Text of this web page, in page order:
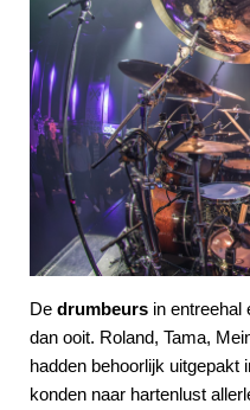
De drumbeurs in entreehal
dan ooit. Roland, Tama,
hadden behoorlijk uitgepakt
konden naar hartenlust